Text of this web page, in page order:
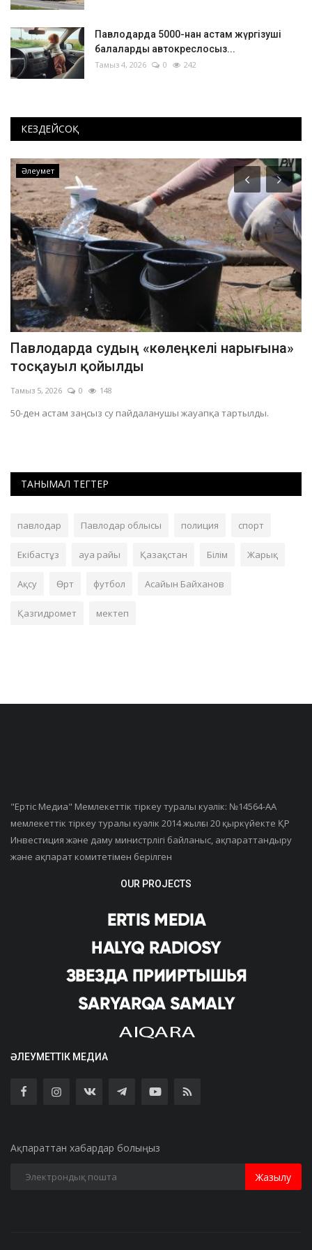
Павлодарда 5000-нан астам жүргізуші
балаларды автокреслосыз...
Тамыз 4, 2026 0 242
КЕЗДЕЙСОҚ
Әлеумет
Павлодарда судың «көлеңкелі нарығына»
тосқауыл қойылды
Тамыз 5, 2026 0 148
50-ден астам заңсыз су пайдаланушы жауапқа тартылды.
ТАНЫМАЛ ТЕГТЕР
павлодар Павлодар облысы полиция спорт
Екібастұз ауа райы Қазақстан Білім Жарық
Ақсу Өрт футбол Асайын Байханов
Қазгидромет мектеп
"Ертiс Медиа" Мемлекеттік тіркеу туралы куәлік: №14564-АА
мемлекеттік тіркеу туралы куәлік 2014 жылғы 20 қыркүйекте ҚР
Инвестиция және даму министрлігі байланыс, ақпараттандыру
және ақпарат комитетімен берілген
OUR PROJECTS
ӘЛЕУМЕТТІК МЕДИА
Ақпараттан хабардар болыңыз
Жазылу